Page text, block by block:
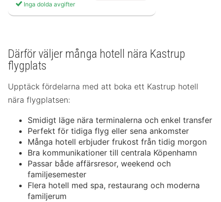
Inga dolda avgifter
Därför väljer många hotell nära Kastrup
flygplats
Upptäck fördelarna med att boka ett Kastrup hotell
nära flygplatsen:
Smidigt läge nära terminalerna och enkel transfer
Perfekt för tidiga flyg eller sena ankomster
Många hotell erbjuder frukost från tidig morgon
Bra kommunikationer till centrala Köpenhamn
Passar både affärsresor, weekend och
familjesemester
Flera hotell med spa, restaurang och moderna
familjerum